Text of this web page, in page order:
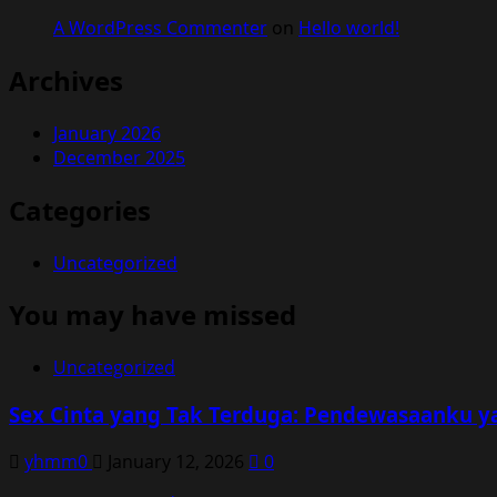
A WordPress Commenter on Hello world!
Archives
January 2026
December 2025
Categories
Uncategorized
You may have missed
Uncategorized
Sex Cinta yang Tak Terduga: Pendewasaanku
yhmm0 January 12, 2026
0